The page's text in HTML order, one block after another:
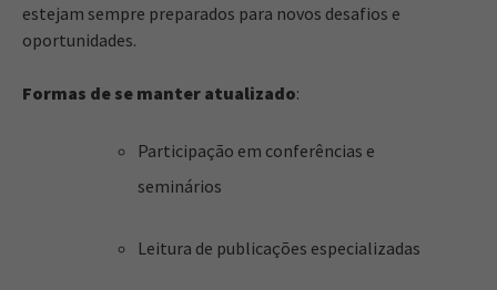
estejam sempre preparados para novos desafios e
oportunidades.
Formas de se manter atualizado:
Participação em conferências e
seminários
Leitura de publicações especializadas